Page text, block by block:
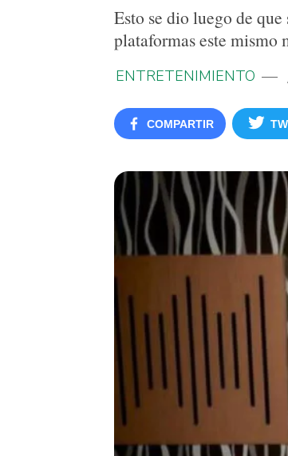
Esto se dio luego de
plataformas este mismo
ENTRETENIMIENTO
COMPARTIR